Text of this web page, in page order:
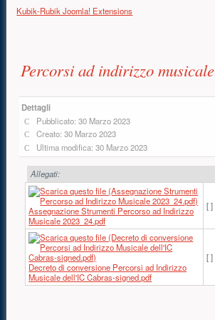
Kubik-Rubik Joomla! Extensions
Percorsi ad indirizzo musicale
Dettagli
Pubblicato: 30 Marzo 2023
Creato: 30 Marzo 2023
Ultima modifica: 30 Marzo 2023
Allegati:
Assegnazione Strumenti Percorso ad Indirizzo
Musicale 2023_24.pdf
[ ]
Decreto di conversione Percorsi ad Indirizzo
Musicale dell'IC Cabras-signed.pdf
[ ]